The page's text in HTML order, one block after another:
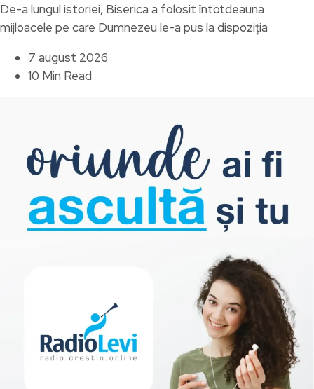
De-a lungul istoriei, Biserica a folosit întotdeauna
mijloacele pe care Dumnezeu le-a pus la dispoziția
7 august 2026
10 Min Read